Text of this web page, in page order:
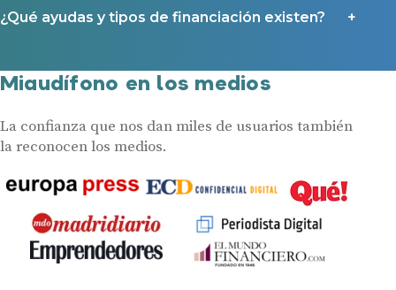
¿Qué ayudas y tipos de financiación existen?
Miaudífono en los medios
La confianza que nos dan miles de usuarios también
la reconocen los medios.